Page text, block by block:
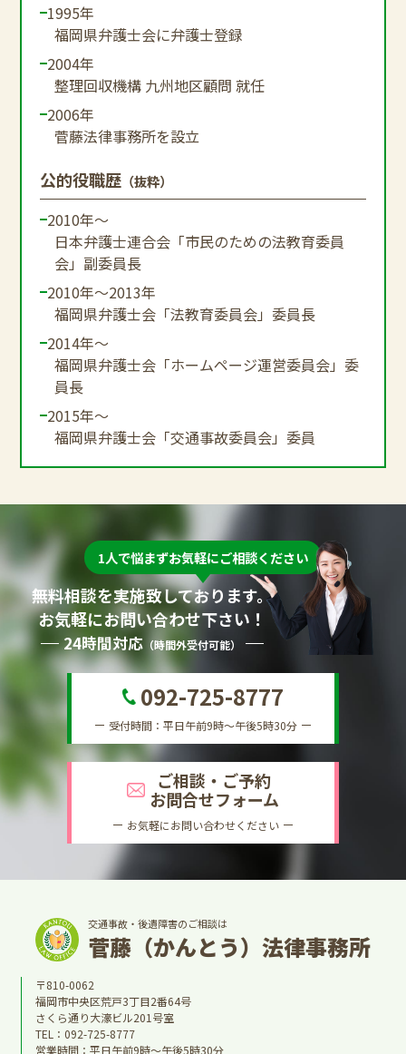
1995年
福岡県弁護士会に弁護士登録
2004年
整理回収機構 九州地区顧問 就任
2006年
菅藤法律事務所を設立
公的役職歴 （抜粋）
2010年～
日本弁護士連合会「市民のための法教育委員
会」副委員長
2010年～2013年
福岡県弁護士会「法教育委員会」委員長
2014年～
福岡県弁護士会「ホームページ運営委員会」委
員長
2015年～
福岡県弁護士会「交通事故委員会」委員
1人で悩まずお気軽にご相談ください
無料相談を実施致しております。
お気軽にお問い合わせ下さい！
24時間対応（時間外受付可能）
092-725-8777
受付時間：平日午前9時～午後5時30分
ご相談・ご予約
お問合せフォーム
お気軽にお問い合わせください
交通事故・後遺障害のご相談は
菅藤（かんとう）法律事務所
〒810-0062
福岡市中央区荒戸3丁目2番64号
さくら通り大濠ビル201号室
TEL： 092-725-8777
営業時間：平日午前9時～午後5時30分